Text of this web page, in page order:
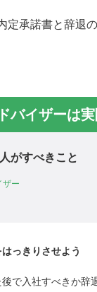
定承諾書と辞退
バイザーは
がすべきこと
ザー
っきりさせよう
で入社すべきか辞